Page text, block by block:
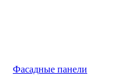
Фасадные панели